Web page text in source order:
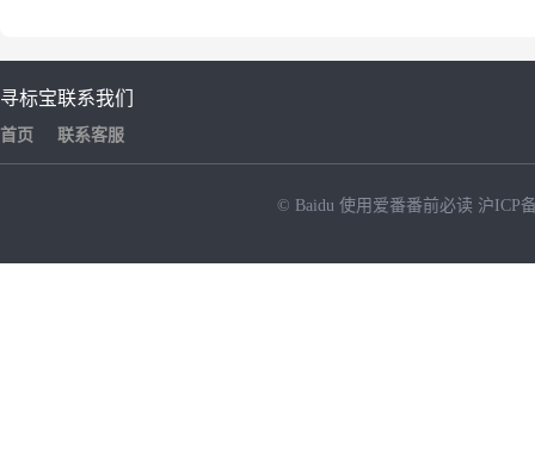
寻标宝
首页
联系我们
联系客服
© Baidu 使用爱番番前必读 沪ICP